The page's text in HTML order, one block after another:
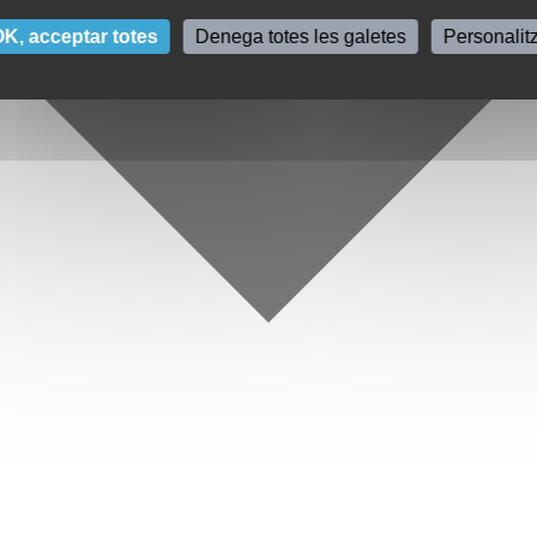
acceptar totes Denega totes les galetes